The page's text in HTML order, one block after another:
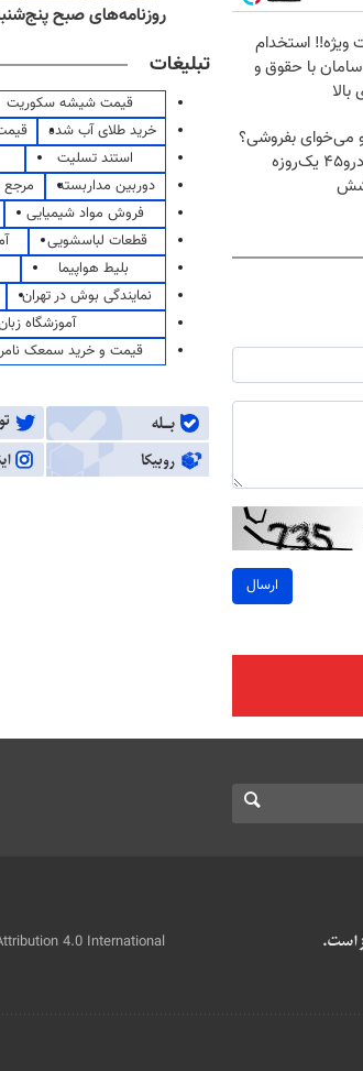
ویژه‼️ استخدام
با حقوق و
بالا
می‌خوای بفروشی؟
با خودرو۴۵ یک‌روزه
ارسال
۱۵ مرداد ۱۴۰۵ روزنامه‌های صبح پنج‌شنبه ۱۵ مرداد
تبلیغات
قیمت شیشه سکوریت
خرید طلای آب شده
استند تسلیت
دوربین مداربسته
مرجع
فروش مواد شیمیایی
قطعات لباسشویی
بلیط هواپیما
نمایندگی بوش در تهران
آموزشگاه
قیمت و خرید سمعک
4.0 International